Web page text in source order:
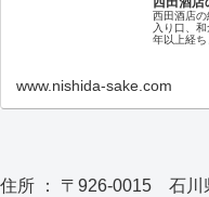
西田酒店
入り口、
年以上経ち
www.nishida-sake.com
住所 ： 〒926-0015 石川